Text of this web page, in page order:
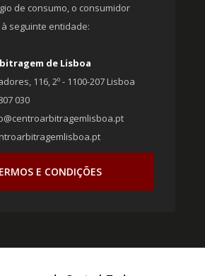
de consumo, o consumidor
seguinte entidade:
de Lisboa
116, 2º - 1100-207 Lisboa
030
E CONDIÇÕES